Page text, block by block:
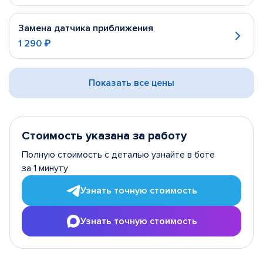
Замена датчика приближения
1 290 ₽
Показать все цены
Стоимость указана за работу
Полную стоимость с деталью узнайте в боте
за 1 минуту
Узнать точную стоимость
Узнать точную стоимость